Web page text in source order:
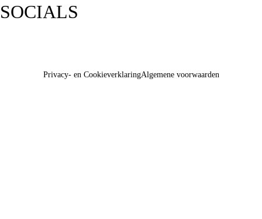
SOCIALS
Privacy- en CookieverklaringAlgemene voorwaarden